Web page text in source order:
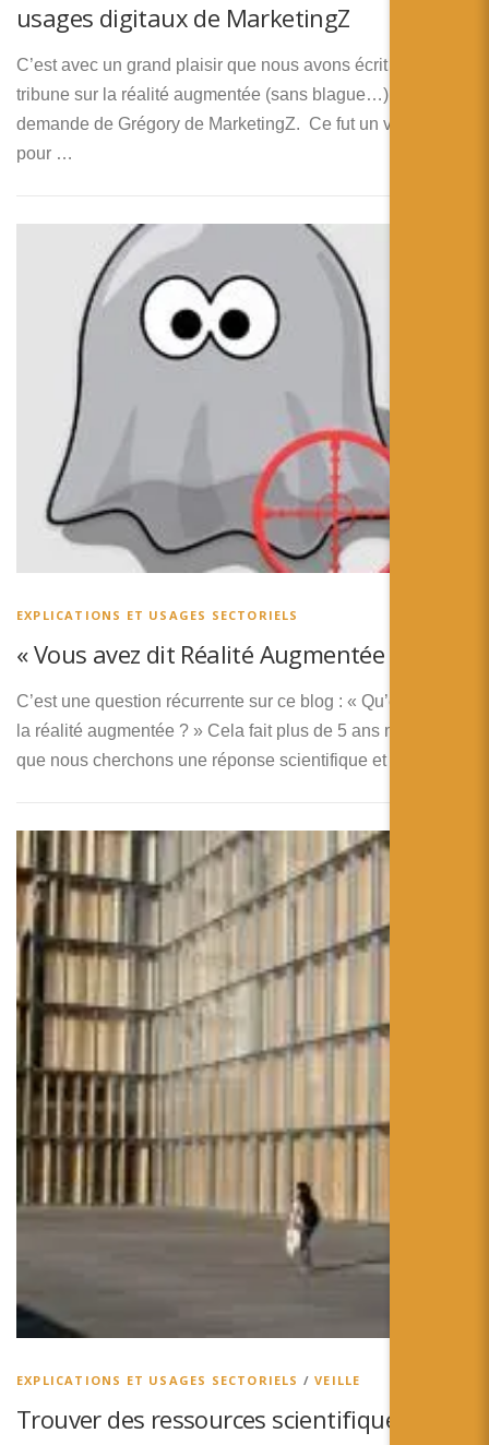
usages digitaux de MarketingZ
C’est avec un grand plaisir que nous avons écrit une
tribune sur la réalité augmentée (sans blague…) à la
demande de Grégory de MarketingZ. Ce fut un vrai plaisir
pour …
EXPLICATIONS ET USAGES SECTORIELS
« Vous avez dit Réalité Augmentée ? »
C’est une question récurrente sur ce blog : « Qu’est ce que
la réalité augmentée ? » Cela fait plus de 5 ans maintenant
que nous cherchons une réponse scientifique et je …
EXPLICATIONS ET USAGES SECTORIELS /VEILLE
Trouver des ressources scientifiques sur